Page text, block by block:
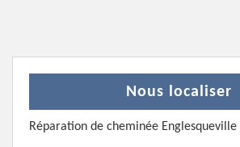
Nous localiser
Réparation de cheminée Englesqueville